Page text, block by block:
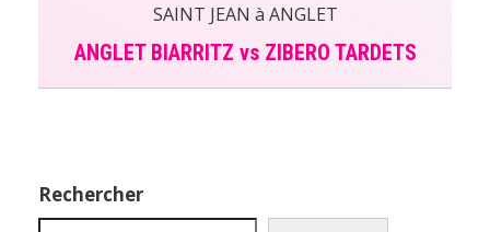
SAINT JEAN à ANGLET
ANGLET BIARRITZ vs ZIBERO TARDETS
Rechercher